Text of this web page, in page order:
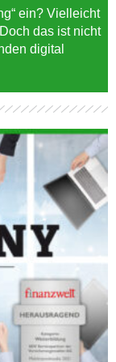
ein? Vielleicht
das ist nicht
digital